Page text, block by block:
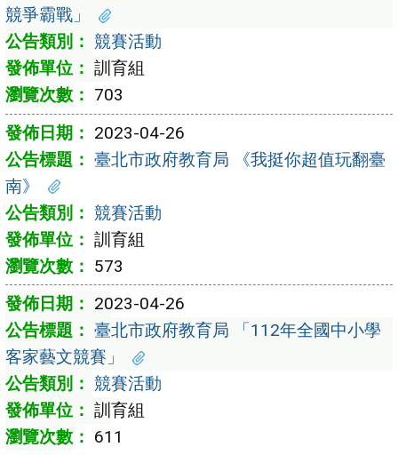
競爭霸戰」
競賽活動
訓育組
703
2023-04-26
臺北市政府教育局 《我挺你超值玩翻臺
南》
競賽活動
訓育組
573
2023-04-26
臺北市政府教育局 「112年全國中小學
客家藝文競賽」
競賽活動
訓育組
611